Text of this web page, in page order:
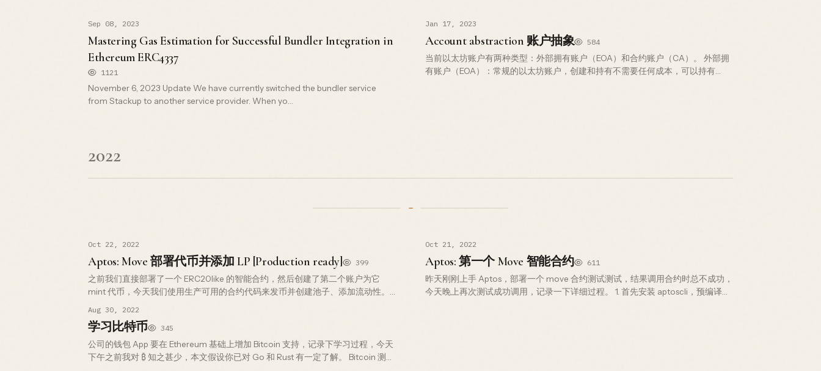
Sep 08, 2023
Mastering Gas Estimation for Successful Bundler Integration in
Ethereum ERC4337
1121
November 6, 2023 Update We have currently switched the bundler service
from Stackup to another service provider. When yo…
Jan 17, 2023
Account abstraction 账户抽象 584
当前以太坊账户有两种类型：外部拥有账户（EOA）和合约账户（CA）。 外部拥
有账户（EOA）：常规的以太坊账户，创建和持有不需要任何成本，可以持有
2022
Oct 22, 2022
Aptos: Move 部署代币并添加 LP [Production ready] 399
之前我们直接部署了一个 ERC20like 的智能合约，然后创建了第二个账户为它
mint 代币，今天我们使用生产可用的合约代码来发币并创建池子、添加流动性。
Oct 21, 2022
Aptos: 第一个 Move 智能合约 611
昨天刚刚上手 Aptos，部署一个 move 合约测试测试，结果调用合约时总不成功，
今天晚上再次测试成功调用，记录一下详细过程。 1. 首先安装 aptoscli，预编译二
Aug 30, 2022
学习比特币 345
公司的钱包 App 要在 Ethereum 基础上增加 Bitcoin 支持，记录下学习过程，今天
下午之前我对 ₿ 知之甚少，本文假设你已对 Go 和 Rust 有一定了解。 Bitcoin 测试